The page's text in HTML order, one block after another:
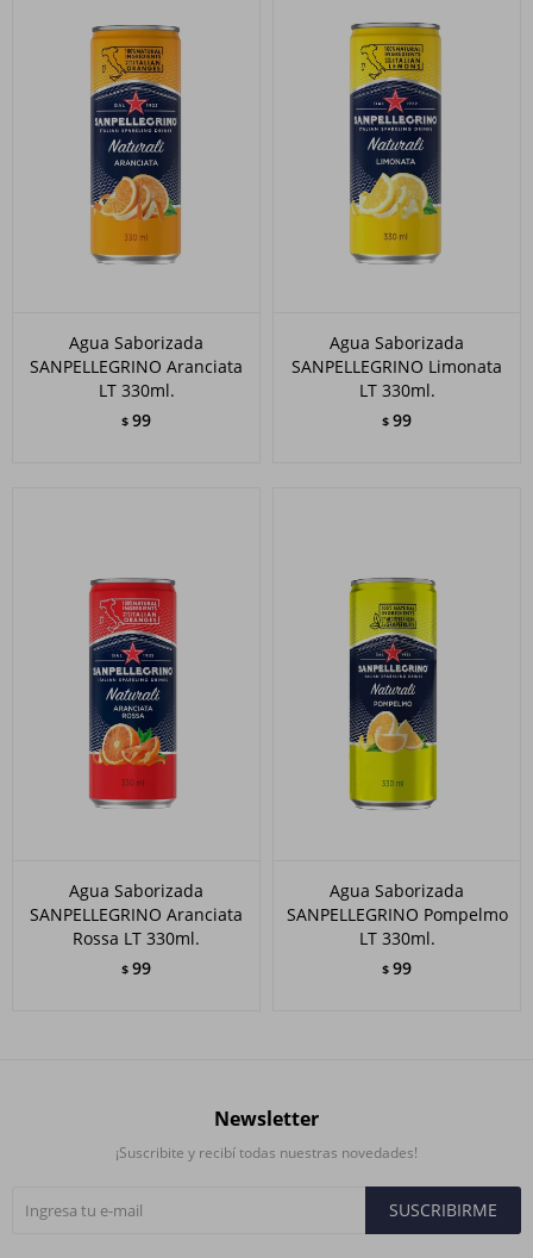
Agua Saborizada
SANPELLEGRINO Aranciata
LT 330ml.
$ 99
Agua Saborizada
SANPELLEGRINO Limonata
LT 330ml.
$ 99
Agua Saborizada
SANPELLEGRINO Aranciata
Rossa LT 330ml.
$ 99
Agua Saborizada
SANPELLEGRINO Pompelmo
LT 330ml.
$ 99
Newsletter
¡Suscribite y recibí todas nuestras novedades!
SUSCRIBIRME